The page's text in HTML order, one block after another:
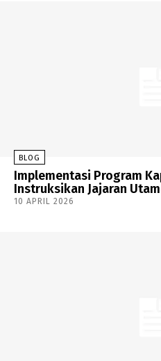
BLOG
Implementasi Program
Instruksikan Jajaran
10 APRIL 2026